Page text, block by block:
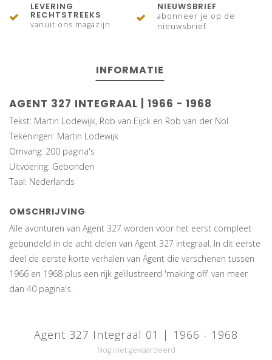
LEVERING
RECHTSTREEKS
vanuit ons magazijn
NIEUWSBRIEF
abonneer je op de
nieuwsbrief
INFORMATIE
AGENT 327 INTEGRAAL | 1966 - 1968
Tekst: Martin Lodewijk, Rob van Eijck en Rob van der Nol
Tekeningen: Martin Lodewijk
Omvang: 200 pagina's
Uitvoering: Gebonden
Taal: Nederlands
OMSCHRIJVING
Alle avonturen van Agent 327 worden voor het eerst compleet
gebundeld in de acht delen van Agent 327 integraal. In dit eerste
deel de eerste korte verhalen van Agent die verschenen tussen
1966 en 1968 plus een rijk geïllustreerd 'making off' van meer
dan 40 pagina's.
Agent 327 Integraal 01 | 1966 - 1968
Nog niet gewaardeerd